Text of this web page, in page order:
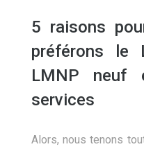
5 raisons
préférons le
LMNP neuf
services
Alors, nous tenons